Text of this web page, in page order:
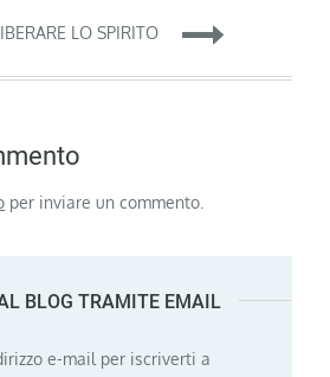
LO SPIRITO
per inviare un commento.
BLOG TRAMITE EMAIL
e-mail per iscriverti a